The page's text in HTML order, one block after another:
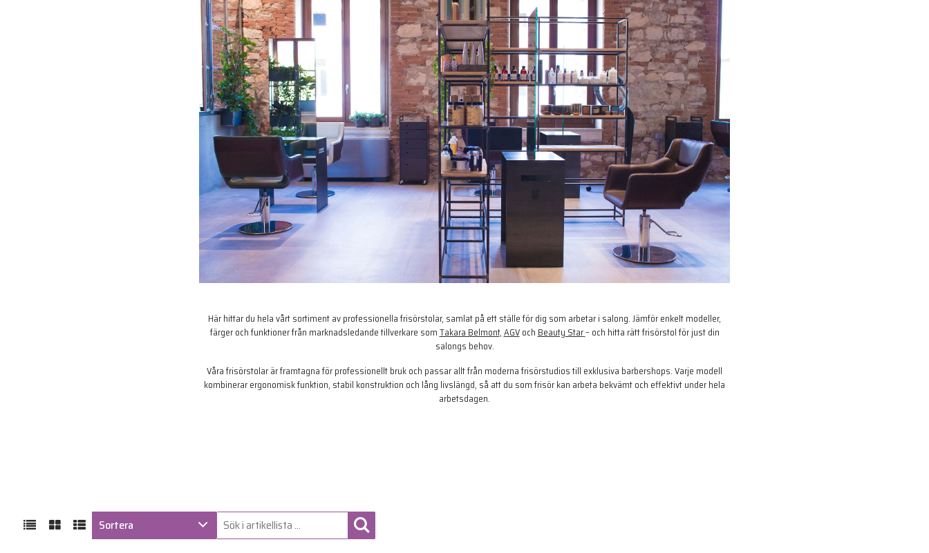
Här hittar du hela vårt sortiment av professionella frisörstolar, samlat på ett ställe för dig som arbetar i salong. Jämför enkelt modeller,
färger och funktioner från marknadsledande tillverkare somTakara Belmont,AGVochBeauty Star– och hitta rätt frisörstol för just din
salongs behov.
Våra frisörstolar är framtagna för professionellt bruk och passar allt från moderna frisörstudios till exklusiva barbershops. Varje modell
kombinerar ergonomisk funktion, stabil konstruktion och lång livslängd, så att du som frisör kan arbeta bekvämt och effektivt under hela
arbetsdagen.
Sortera